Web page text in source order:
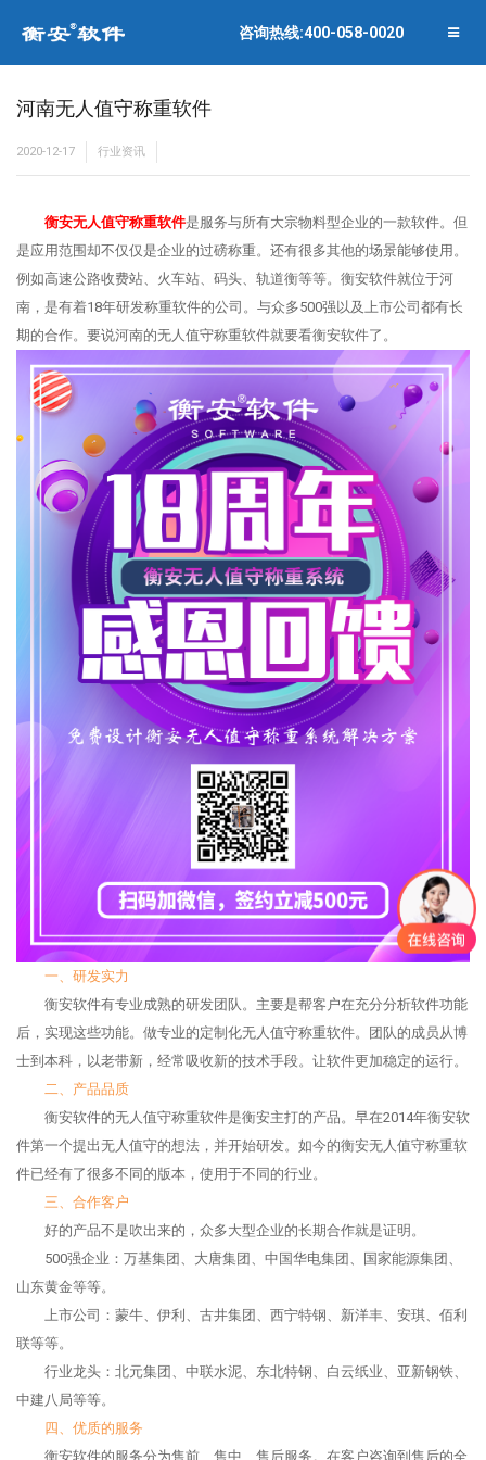
咨询热线:400-058-0020
河南无人值守称重软件
2020-12-17 行业资讯
衡安无人值守称重软件是服务与所有大宗物料型企业的一款软件。但
是应用范围却不仅仅是企业的过磅称重。还有很多其他的场景能够使用。
例如高速公路收费站、火车站、码头、轨道衡等等。衡安软件就位于河
南，是有着18年研发称重软件的公司。与众多500强以及上市公司都有长
期的合作。要说河南的无人值守称重软件就要看衡安软件了。
一、研发实力
衡安软件有专业成熟的研发团队。主要是帮客户在充分分析软件功能
后，实现这些功能。做专业的定制化无人值守称重软件。团队的成员从博
士到本科，以老带新，经常吸收新的技术手段。让软件更加稳定的运行。
二、产品品质
衡安软件的无人值守称重软件是衡安主打的产品。早在2014年衡安软
件第一个提出无人值守的想法，并开始研发。如今的衡安无人值守称重软
件已经有了很多不同的版本，使用于不同的行业。
三、合作客户
好的产品不是吹出来的，众多大型企业的长期合作就是证明。
500强企业：万基集团、大唐集团、中国华电集团、国家能源集团、
山东黄金等等。
上市公司：蒙牛、伊利、古井集团、西宁特钢、新洋丰、安琪、佰利
联等等。
行业龙头：北元集团、中联水泥、东北特钢、白云纸业、亚新钢铁、
中建八局等等。
四、优质的服务
衡安软件的服务分为售前、售中、售后服务。在客户咨询到售后的全